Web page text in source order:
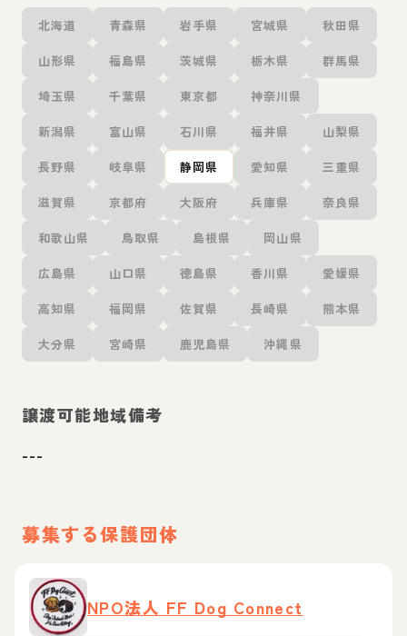
北海道 青森県 岩手県 宮城県 秋田県
山形県 福島県 茨城県 栃木県 群馬県
埼玉県 千葉県 東京都 神奈川県
新潟県 富山県 石川県 福井県 山梨県
長野県 岐阜県 静岡県 愛知県 三重県
滋賀県 京都府 大阪府 兵庫県 奈良県
和歌山県 鳥取県 島根県 岡山県
広島県 山口県 徳島県 香川県 愛媛県
高知県 福岡県 佐賀県 長崎県 熊本県
大分県 宮崎県 鹿児島県 沖縄県
譲渡可能地域備考
---
募集する保護団体
NPO法人 FF Dog Connect